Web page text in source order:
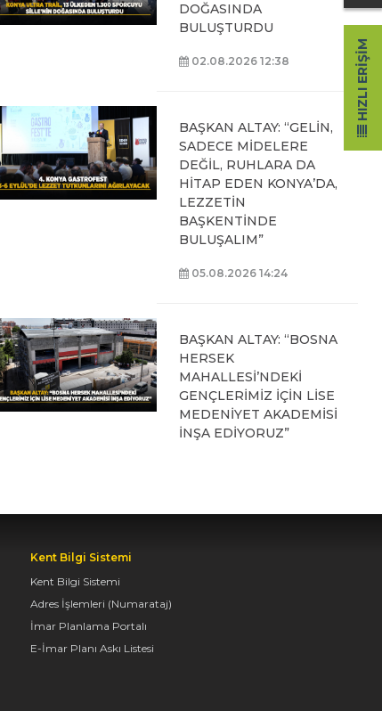
DOĞASINDA
BULUŞTURDU
02.08.2026 12:38
BAŞKAN ALTAY: “GELİN,
SADECE MİDELERE
DEĞİL, RUHLARA DA
HİTAP EDEN KONYA’DA,
LEZZETİN
BAŞKENTİNDE
BULUŞALIM”
05.08.2026 14:24
BAŞKAN ALTAY: “BOSNA
HERSEK
MAHALLESİ’NDEKİ
GENÇLERİMİZ İÇİN LİSE
MEDENİYET AKADEMİSİ
İNŞA EDİYORUZ”
Kent Bilgi Sistemi
Kent Bilgi Sistemi
Adres İşlemleri (Numarataj)
İmar Planlama Portalı
E-İmar Planı Askı Listesi
HIZLI ERIŞIM